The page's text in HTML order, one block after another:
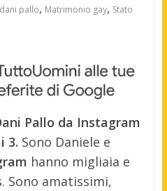
pallo, Matrimonio gay, Stato
Pallo da Instagram
3. Sono Daniele e
hanno migliaia e
Sono amatissimi,